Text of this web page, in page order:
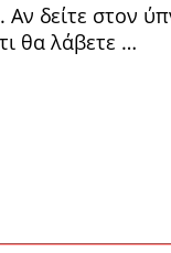
δείτε στον
θα λάβετε …